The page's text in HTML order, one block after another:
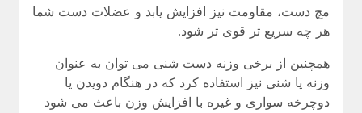
مچ دست، مقاومت نیز افزایش یابد و عضلات دست شما
هر چه سریع تر قوی تر شود.
همچنین از برخی وزنه دست شنی می توان به عنوان
وزنه پا شنی نیز استفاده کرد که در هنگام دویدن یا
دوچرخه سواری و غیره با افزایش وزن باعث می شود